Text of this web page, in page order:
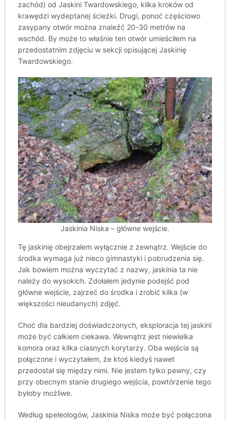
zachód) od Jaskini Twardowskiego, kilka kroków od
krawędzi wydeptanej ścieżki. Drugi, ponoć częściowo
zasypany otwór można znaleźć 20-30 metrów na
wschód. By może to właśnie ten otwór umieściłem na
przedostatnim zdjęciu w sekcji opisującej Jaskinię
Twardowskiego.
Jaskinia Niska – główne wejście.
Tę jaskinię obejrzałem wyłącznie z zewnątrz. Wejście do
środka wymaga już nieco gimnastyki i pobrudzenia się.
Jak bowiem można wyczytać z nazwy, jaskinia ta nie
należy do wysokich. Zdołałem jedynie podejść pod
główne wejście, zajrzeć do środka i zrobić kilka (w
większości nieudanych) zdjęć.
Choć dla bardziej doświadczonych, eksploracja tej jaskini
może być całkiem ciekawa. Wewnątrz jest niewielka
komora oraz kilka ciasnych korytarzy. Oba wejścia są
połączone i wyczytałem, że ktoś kiedyś nawet
przedostał się między nimi. Nie jestem tylko pewny, czy
przy obecnym stanie drugiego wejścia, powtórzenie tego
byłoby możliwe.
Według speleologów, Jaskinia Niska może być połączona